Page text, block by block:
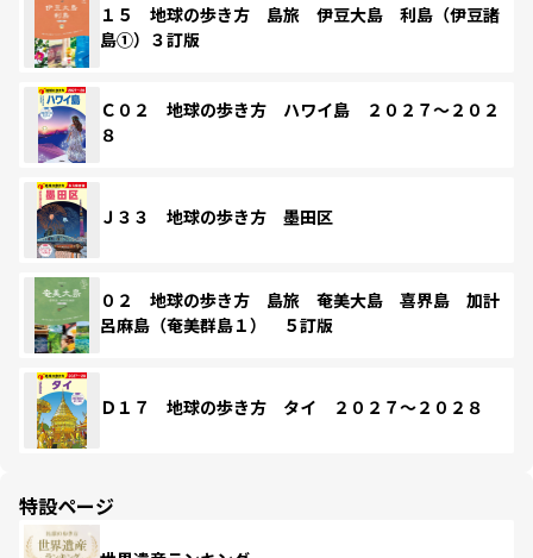
１５ 地球の歩き方 島旅 伊豆大島 利島（伊豆諸
島①）３訂版
Ｃ０２ 地球の歩き方 ハワイ島 ２０２７～２０２
８
Ｊ３３ 地球の歩き方 墨田区
０２ 地球の歩き方 島旅 奄美大島 喜界島 加計
呂麻島（奄美群島１） ５訂版
Ｄ１７ 地球の歩き方 タイ ２０２７～２０２８
特設ページ